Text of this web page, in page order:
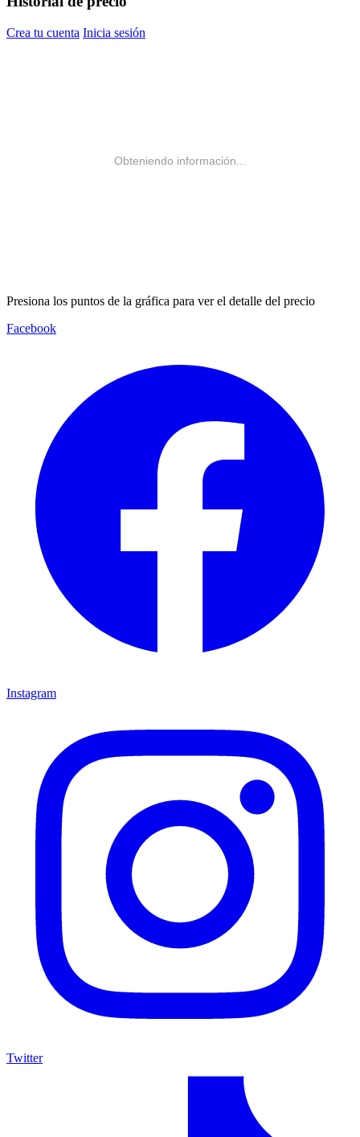
Crea tu cuenta Inicia sesión
Obteniendo información...
Presiona los puntos de la gráfica para ver el detalle del precio
Facebook
Instagram
Twitter